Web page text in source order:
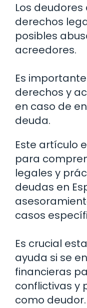
Los
derechos
posibles
acreedores.
Es
derechos y
en caso de
deuda.
Este artículo
para
legales y
deudas en
casos
Es crucial
ayuda si se
financieras
conflictivas y
como deudor.